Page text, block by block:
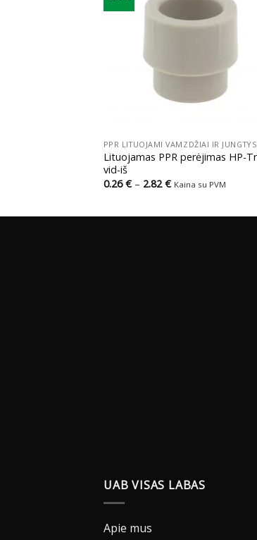
PPR LITUOJAMI VAMZDŽIAI IR JUNGTYS
Lituojamas PPR perėjimas HP-
vid-iš
0.26€ – 2.82€Price
Kaina su PVM
UAB VISAS LABAS
Apie mus